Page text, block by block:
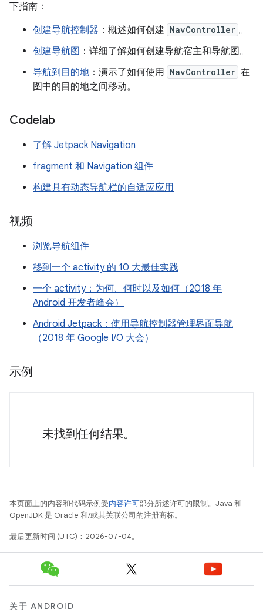
下指南：
创建导航控制器 ：概述如何创建 NavController 。
创建导航图 ：详细了解如何创建导航宿主和导航图。
导航到目的地 ：演示了如何使用 NavController 在
图中的目的地之间移动。
Codelab
了解 Jetpack Navigation
fragment 和 Navigation 组件
构建具有动态导航栏的自适应应用
视频
浏览导航组件
移到一个 activity 的 10 大最佳实践
一个 activity：为何、何时以及如何（2018 年
Android 开发者峰会）
Android Jetpack：使用导航控制器管理界面导航
（2018 年 Google I/O 大会）
示例
未找到任何结果。
本页面上的内容和代码示例受内容许可部分所述许可的限制。Java 和
OpenJDK 是 Oracle 和/或其关联公司的注册商标。
最后更新时间 (UTC)：2026-07-04。
关于 ANDROID